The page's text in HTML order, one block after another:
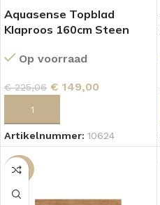
Aquasense Topblad
Klaproos 160cm Steen
Op voorraad
€225,06 € 149,00
Artikelnummer: 10624
-36%